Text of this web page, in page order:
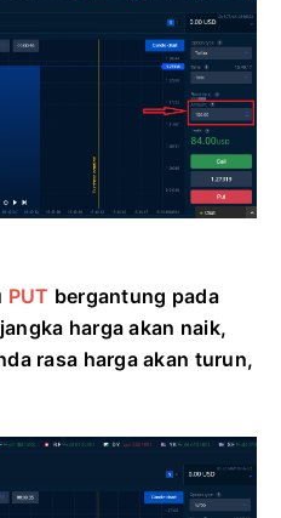
PUT bergantung pada
harga akan naik,
rasa harga akan turun,